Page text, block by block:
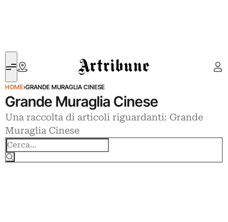
Artribune
HOME›GRANDE MURAGLIA CINESE
Grande Muraglia Cinese
Una raccolta di articoli riguardanti: Grande
Muraglia Cinese